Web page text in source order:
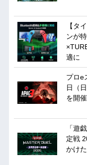
【タ
ンが
適に
プロe
日（
を開
「遊
定戦
かけ